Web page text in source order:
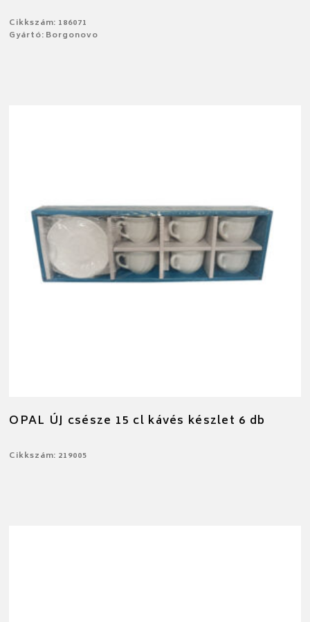
Cikkszám: 186071
Gyártó: Borgonovo
OPAL ÚJ csésze 15 cl kávés készlet 6 db
Cikkszám: 219005